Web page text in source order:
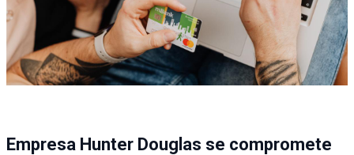
Empresa Hunter Douglas se compromete